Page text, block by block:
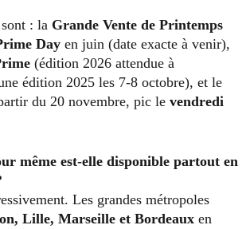
: la Grande Vente de Printemps
Day en juin (date exacte à venir),
(édition 2026 attendue à
édition 2025 les 7-8 octobre), et le
du 20 novembre, pic le vendredi
même est-elle disponible partout en
Les grandes métropoles
Lille, Marseille et Bordeaux en